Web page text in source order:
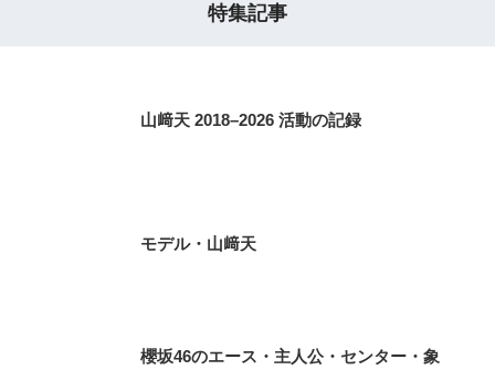
特集記事
山﨑天 2018–2026 活動の記録
モデル・山﨑天
櫻坂46のエース・主人公・センター・象